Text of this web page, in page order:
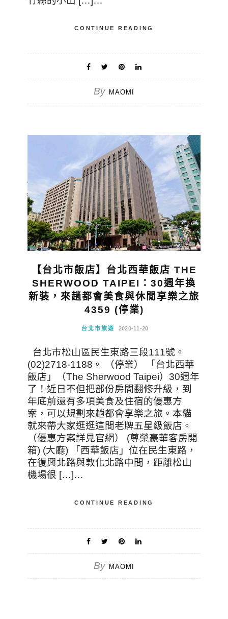
CONTINUE READING
By MAOMI
【台北市飯店】台北西華飯店 THE
SHERWOOD TAIPEI：30週年換
新裝，來趟都會美食與休閒享樂之旅
4359 (停業)
台北市旅遊 2020-11-20
台北市松山區民生東路三段111號。
(02)2718-1188。 （停業） 「台北西華
飯店」（The Sherwood Taipei）30週年
了！近日不但把部份房間翻修升級，到
年底前還有多項美食及住宿的優惠方
案，可以規劃來趟都會享樂之旅。本貓
就來帶大家逛逛這間老牌五星級飯店。
（優惠方案詳見官網） (尊榮豪華客房開
箱) (大廳) 「西華飯店」位在民生東路，
在復興北路與敦化北路中間，距離松山
機場很 […]…
CONTINUE READING
By MAOMI